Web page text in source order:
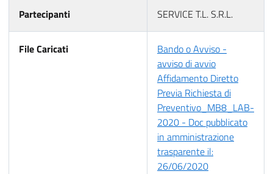
Partecipanti SERVICE T.L. S.R.L.
File Caricati
Bando o Avviso -
avviso di avvio
Affidamento Diretto
Previa Richiesta di
Preventivo_MB8_LAB-
2020 - Doc pubblicato
in amministrazione
trasparente il:
26/06/2020